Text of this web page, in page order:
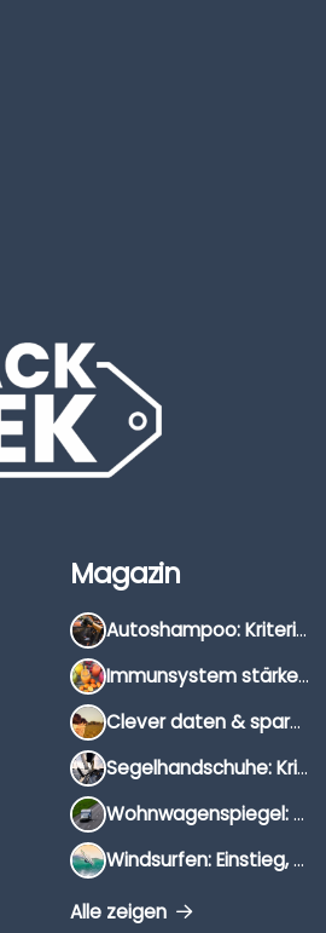
Magazin
Autoshampoo: Kriterien, Unterschiede & Anwendung
Immunsystem stärken: Hausmittel, Vitamine & Wissenswertes
Clever daten & sparen: So findest du die besten Deals für Dates und Unternehmungen
Segelhandschuhe: Kriterien, Materialien & Tipps
Wohnwagenspiegel: Auswahl, Preise & Montage
Windsurfen: Einstieg, Ausrüstung & Tipps
Alle zeigen